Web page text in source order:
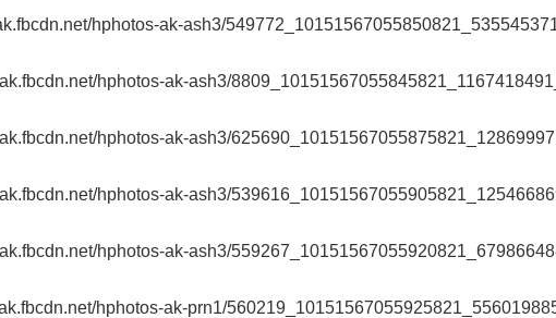
hphotos-ak-ash3/
hphotos-ak-ash3/
hphotos-ak-ash3/
hphotos-ak-ash3/
hphotos-ak-ash3/
hphotos-ak-prn1/